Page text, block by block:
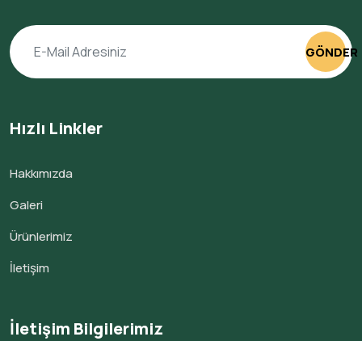
GÖNDER
Hızlı Linkler
Hakkımızda
Galeri
Ürünlerimiz
İletişim
İletişim Bilgilerimiz